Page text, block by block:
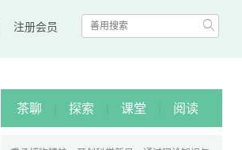
注册会员 
茶聊 探索 课堂 阅读